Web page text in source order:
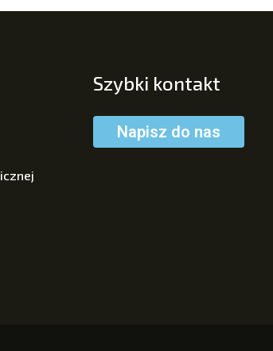
Szybki kontakt
Napisz do nas